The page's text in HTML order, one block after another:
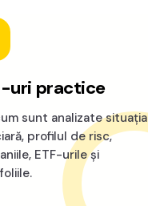
uri practice
sunt analizate situația
profilul de risc,
ETF-urile și